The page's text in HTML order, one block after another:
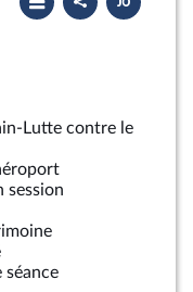
le
compte
le
PDF
Lutte contre le
session
séance